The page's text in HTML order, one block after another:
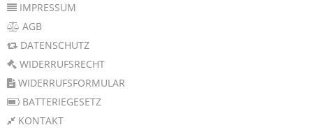
IMPRESSUM
AGB
DATENSCHUTZ
WIDERRUFSRECHT
WIDERRUFSFORMULAR
BATTERIEGESETZ
KONTAKT